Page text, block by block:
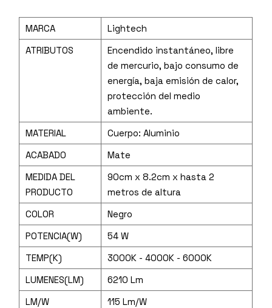
MARCA
Lightech
ATRIBUTOS
Encendido instantáneo, libre
de mercurio, bajo consumo de
energía, baja emisión de calor,
protección del medio
ambiente.
MATERIAL
Cuerpo: Aluminio
ACABADO
Mate
MEDIDA DEL
PRODUCTO
90cm x 8.2cm x hasta 2
metros de altura
COLOR
Negro
POTENCIA(W)
54 W
TEMP(K)
3000K - 4000K - 6000K
LUMENES(LM)
6210 Lm
LM/W
115 Lm/W